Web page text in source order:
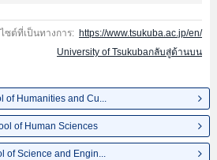
ไซต์ที่เป็นทางการ: https://www.tsukuba.ac.jp/en/
University of Tsukubaกลับสู่ด้านบน
of Humanities and Cu...
of Human Sciences
of Science and Engin...